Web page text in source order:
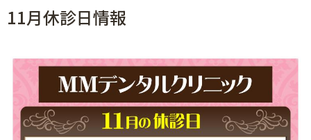
11月休診日情報
インプラントによる治療
矯正歯科
審美的治療
予防・メインテナンス